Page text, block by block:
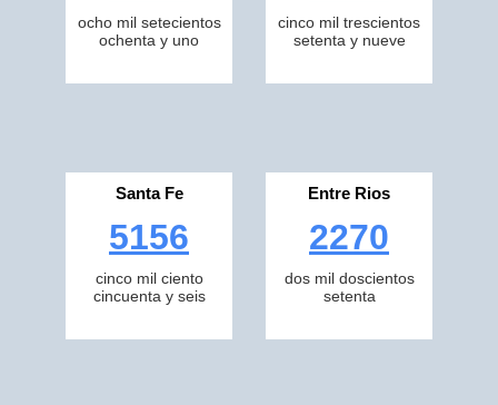
ocho mil setecientos
ochenta y uno
cinco mil trescientos
setenta y nueve
Santa Fe
5156
cinco mil ciento
cincuenta y seis
Entre Rios
2270
dos mil doscientos
setenta